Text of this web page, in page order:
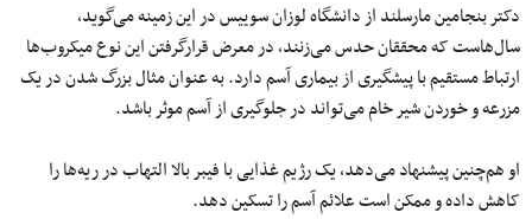
دکتر بنجامین مارسلند از دانشگاه لوزان سوییس در این زمینه می‌گوید،
سال‌هاست که محققان حدس می‌زنند، در معرض قرارگرفتن این نوع میکروب‌ها
ارتباط مستقیم با پیشگیری از بیماری آسم دارد. به عنوان مثال بزرگ شدن در یک
مزرعه و خوردن شیر خام می‌تواند در جلوگیری از آسم موثر باشد.
او هم‌چنین پیشنهاد می‌دهد، یک رژیم غذایی با فیبر بالا التهاب در ریه‌ها را
کاهش داده و ممکن است علائم آسم را تسکین دهد.